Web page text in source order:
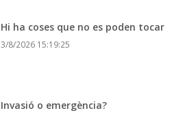
Hi ha coses que no es poden tocar
3/8/2026 15:19:25
Invasió o emergència?